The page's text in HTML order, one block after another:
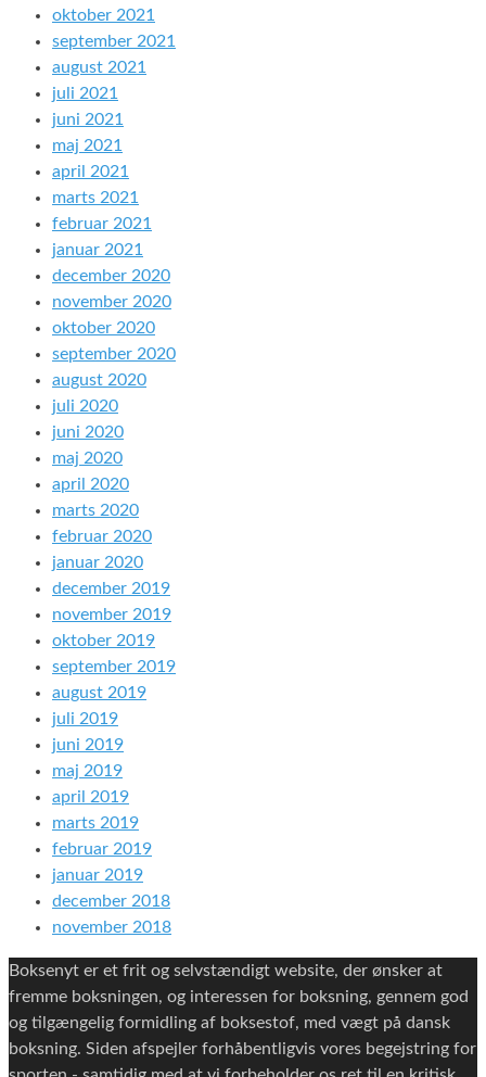
oktober 2021
september 2021
august 2021
juli 2021
juni 2021
maj 2021
april 2021
marts 2021
februar 2021
januar 2021
december 2020
november 2020
oktober 2020
september 2020
august 2020
juli 2020
juni 2020
maj 2020
april 2020
marts 2020
februar 2020
januar 2020
december 2019
november 2019
oktober 2019
september 2019
august 2019
juli 2019
juni 2019
maj 2019
april 2019
marts 2019
februar 2019
januar 2019
december 2018
november 2018
Boksenyt er et frit og selvstændigt website, der ønsker at
fremme boksningen, og interessen for boksning, gennem god
og tilgængelig formidling af boksestof, med vægt på dansk
boksning. Siden afspejler forhåbentligvis vores begejstring for